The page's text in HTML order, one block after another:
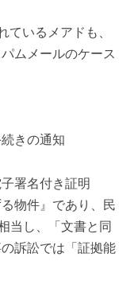
ているメアドも、
ムメールのケース
きの通知
署名付き証明
物件』であり、民
当し、「文書と同
訴訟では「証拠能